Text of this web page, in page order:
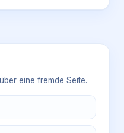
eine fremde Seite.